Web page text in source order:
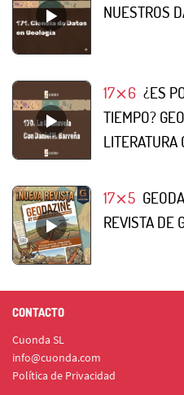
NUESTROS
17⨯6 ¿ES
TIEMPO?
LITERATURA
17⨯5
REVISTA DE
CONTACTO
Cuonda SL
info@cuonda.com
Política de Privacidad